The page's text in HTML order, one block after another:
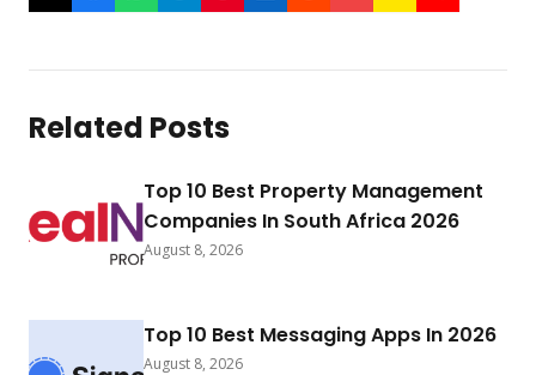
Related Posts
Top 10 Best Property Management
Companies In South Africa 2026
August 8, 2026
Top 10 Best Messaging Apps In 2026
August 8, 2026